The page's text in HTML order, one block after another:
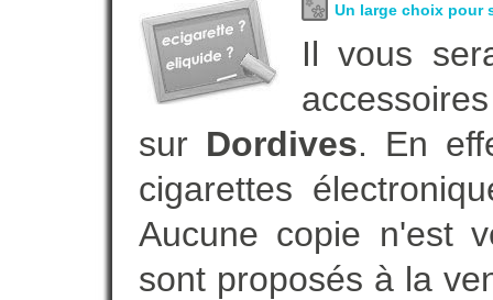
Un large choix pour
Il vous
sur Dordives. En
cigarettes
Aucune copie n'est
sont proposés à la